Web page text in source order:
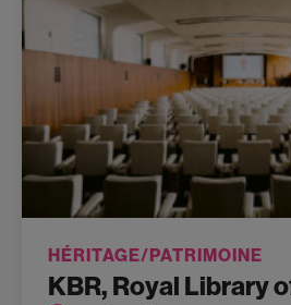
HÉRITAGE/PATRIMOINE
KBR, Royal Library